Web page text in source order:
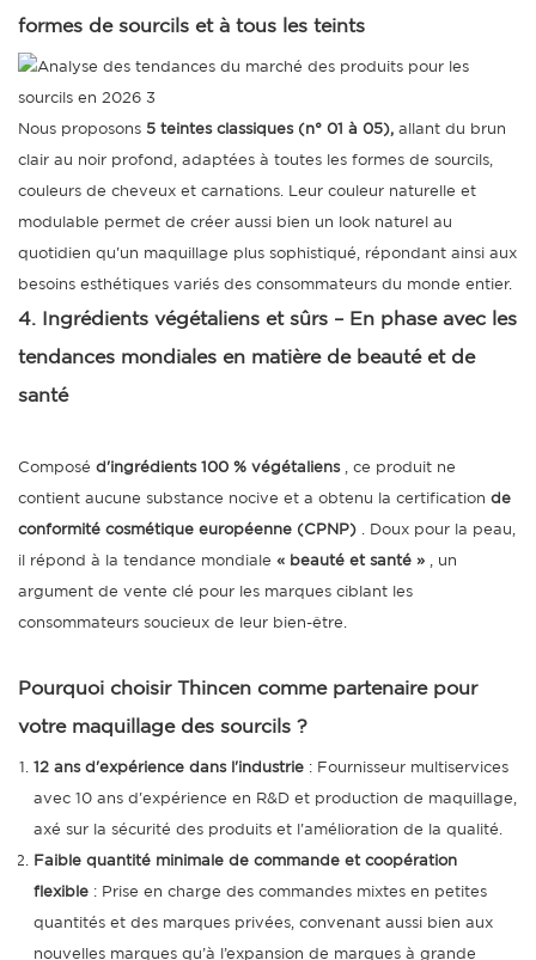
formes de sourcils et à tous les teints
Nous proposons 5 teintes classiques (n° 01 à 05), allant du brun
clair au noir profond, adaptées à toutes les formes de sourcils,
couleurs de cheveux et carnations. Leur couleur naturelle et
modulable permet de créer aussi bien un look naturel au
quotidien qu'un maquillage plus sophistiqué, répondant ainsi aux
besoins esthétiques variés des consommateurs du monde entier.
4. Ingrédients végétaliens et sûrs – En phase avec les
tendances mondiales en matière de beauté et de
santé
Composé d'ingrédients 100 % végétaliens, ce produit ne
contient aucune substance nocive et a obtenu la certification de
conformité cosmétique européenne (CPNP) . Doux pour la peau,
il répond à la tendance mondiale « beauté et santé » , un
argument de vente clé pour les marques ciblant les
consommateurs soucieux de leur bien-être.
Pourquoi choisir Thincen comme partenaire pour
votre maquillage des sourcils ?
12 ans d'expérience dans l'industrie : Fournisseur multiservices
avec 10 ans d'expérience en R&D et production de maquillage,
axé sur la sécurité des produits et l'amélioration de la qualité.
Faible quantité minimale de commande et coopération
flexible : Prise en charge des commandes mixtes en petites
quantités et des marques privées, convenant aussi bien aux
nouvelles marques qu’à l’expansion de marques à grande